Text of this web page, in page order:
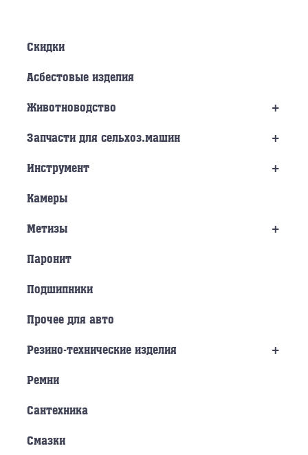
Скидки
Асбестовые изделия
+
Животноводство
+
Запчасти для сельхоз.машин
+
Инструмент
Камеры
+
Метизы
Паронит
Подшипники
Прочее для авто
+
Резино-технические изделия
Ремни
Сантехника
Смазки